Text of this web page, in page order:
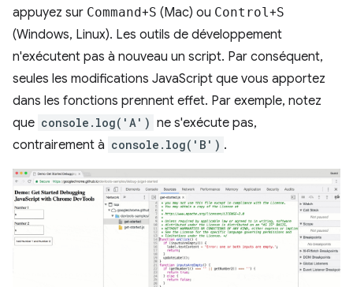
appuyez sur Command+S (Mac) ou Control+S
(Windows, Linux). Les outils de développement
n'exécutent pas à nouveau un script. Par conséquent,
seules les modifications JavaScript que vous apportez
dans les fonctions prennent effet. Par exemple, notez
que console.log('A') ne s'exécute pas,
contrairement à console.log('B') .